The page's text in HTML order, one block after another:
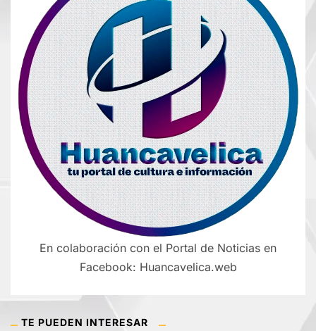
En colaboración con el Portal de Noticias en
Facebook: Huancavelica.web
TE PUEDEN INTERESAR